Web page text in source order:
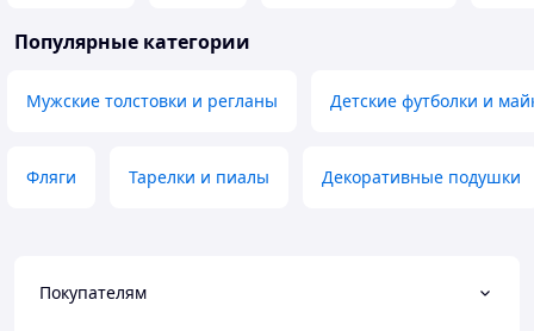
Популярные категории
Мужские толстовки и регланы Детские футболки и
Фляги Тарелки и пиалы Декоративные подушки
Покупателям